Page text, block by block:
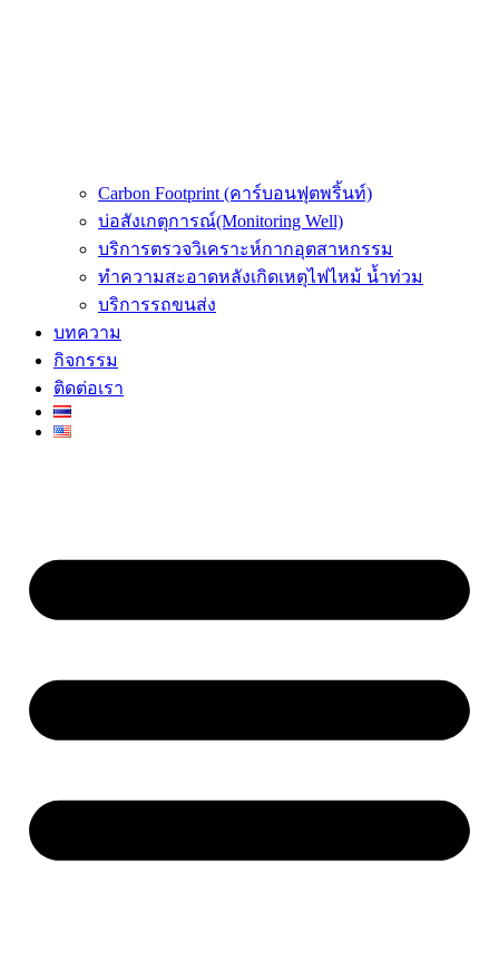
Carbon Footprint (คาร์บอนฟุตพริ้นท์)
บ่อสังเกตุการณ์(Monitoring Well)
บริการตรวจวิเคราะห์กากอุตสาหกรรม
ทำความสะอาดหลังเกิดเหตุไฟไหม้ น้ำท่วม
บริการรถขนส่ง
บทความ
กิจกรรม
ติดต่อเรา